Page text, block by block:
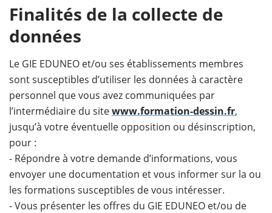
Finalités de la collecte de
données
Le GIE EDUNEO et/ou ses établissements membres
sont susceptibles d’utiliser les données à caractère
personnel que vous avez communiquées par
l’intermédiaire du sitewww.formation-dessin.fr,
jusqu’à votre éventuelle opposition ou désinscription,
pour :
- Répondre à votre demande d’informations, vous
envoyer une documentation et vous informer sur la ou
les formations susceptibles de vous intéresser.
- Vous présenter les offres du GIE EDUNEO et/ou de